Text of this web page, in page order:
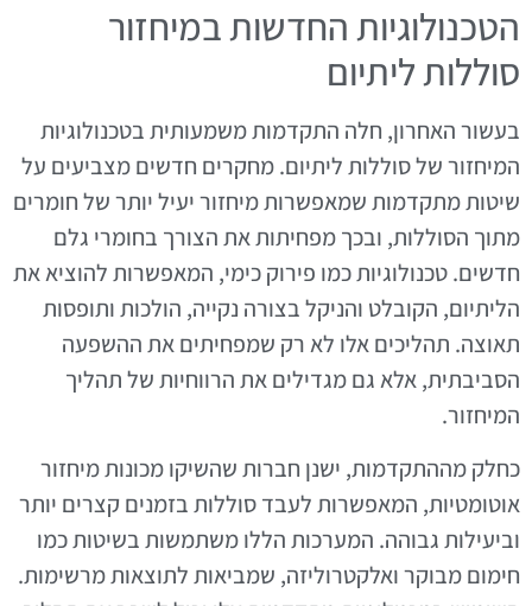
הטכנולוגיות החדשות במיחזור
סוללות ליתיום
בעשור האחרון, חלה התקדמות משמעותית בטכנולוגיות
המיחזור של סוללות ליתיום. מחקרים חדשים מצביעים על
שיטות מתקדמות שמאפשרות מיחזור יעיל יותר של חומרים
מתוך הסוללות, ובכך מפחיתות את הצורך בחומרי גלם
חדשים. טכנולוגיות כמו פירוק כימי, המאפשרות להוציא את
הליתיום, הקובלט והניקל בצורה נקייה, הולכות ותופסות
תאוצה. תהליכים אלו לא רק שמפחיתים את ההשפעה
הסביבתית, אלא גם מגדילים את הרווחיות של תהליך
המיחזור.
כחלק מההתקדמות, ישנן חברות שהשיקו מכונות מיחזור
אוטומטיות, המאפשרות לעבד סוללות בזמנים קצרים יותר
וביעילות גבוהה. המערכות הללו משתמשות בשיטות כמו
חימום מבוקר ואלקטרוליזה, שמביאות לתוצאות מרשימות.